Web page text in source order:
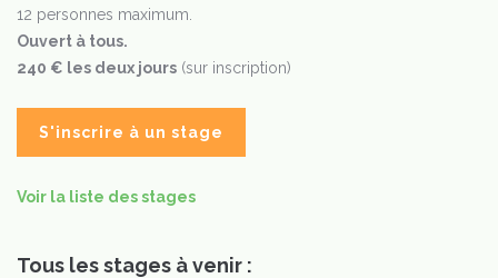
12 personnes maximum.
Ouvert à tous.
240 € les deux jours (sur inscription)
S'inscrire à un stage
Voir la liste des stages
Tous les stages à venir :